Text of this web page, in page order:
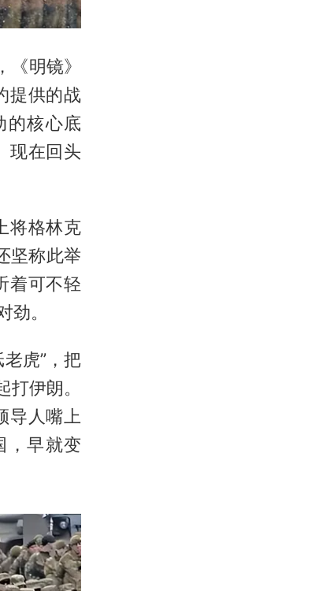
明镜》
提供的战
的核心底
现在回头
将格林克
坚称此举
着可不轻
。
虎”，把
伊朗。
导人嘴上
，早就变